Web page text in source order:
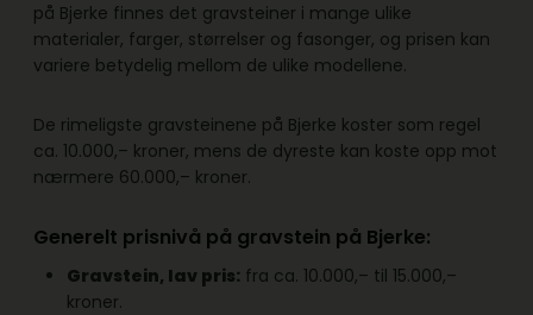
på Bjerke finnes det gravsteiner i mange ulike
materialer, farger, størrelser og fasonger, og prisen kan
variere betydelig mellom de ulike modellene.
De rimeligste gravsteinene på Bjerke koster som regel
ca. 10.000,– kroner, mens de dyreste kan koste opp mot
nærmere 60.000,– kroner.
Generelt prisnivå på gravstein på Bjerke:
Gravstein, lav pris: fra ca. 10.000,– til 15.000,–
kroner.